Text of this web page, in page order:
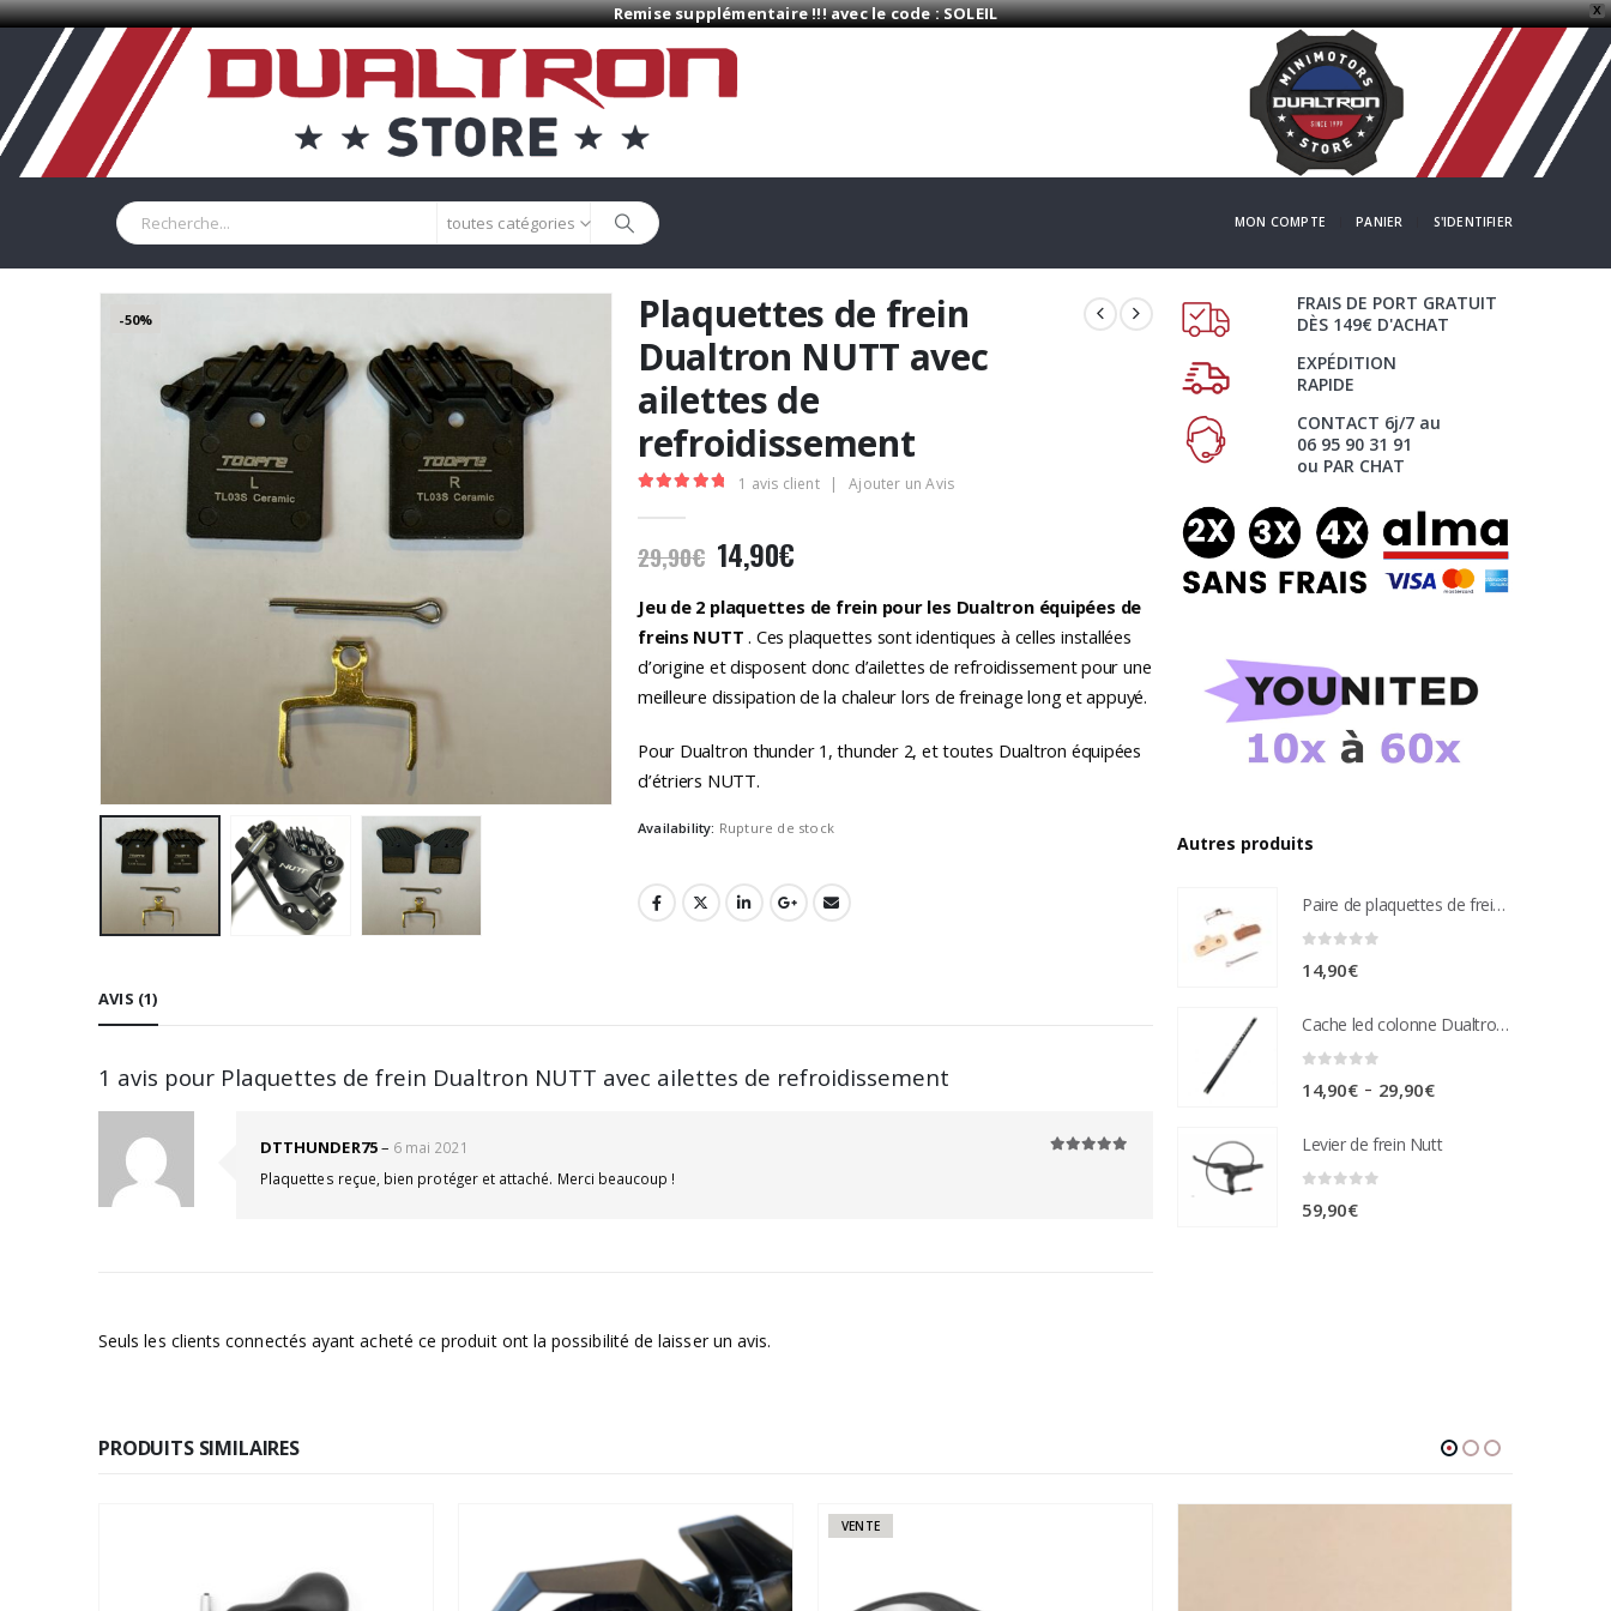
X
Remise supplémentaire !!! avec le code : SOLEIL
toutes catégories MON COMPTE PANIER S'IDENTIFIER
-50%
Plaquettes de frein
Dualtron NUTT avec
ailettes de
refroidissement
1 avis client | Ajouter un Avis
29,90€ Le
prix
initial
était :
29,90€.
14,90€Le
actuel
est :
14,90€.
Jeu de 2 plaquettes de frein pour les Dualtron équipées de
freins NUTT . Ces plaquettes sont identiques à celles installées
d’origine et disposent donc d’ailettes de refroidissement pour une
meilleure dissipation de la chaleur lors de freinage long et appuyé.
Pour Dualtron thunder 1, thunder 2, et toutes Dualtron équipées
d’étriers NUTT.
Availability: Rupture de stock
AVIS (1)
1 avis pour Plaquettes de frein Dualtron NUTT avec ailettes de refroidissement
DTTHUNDER75– 6 mai 2021
Plaquettes reçue, bien protéger et attaché. Merci beaucoup !
Seuls les clients connectés ayant acheté ce produit ont la possibilité de laisser un avis.
FRAIS DE PORT GRATUIT
DÈS 149€ D'ACHAT
EXPÉDITION
RAPIDE
CONTACT 6j/7 au
06 95 90 31 91
ou PAR CHAT
Autres produits
Paire de plaquettes de frein métal frité Compatible étrier de freins nutt 4 pistons
14,90€
Cache led colonne Dualtron Victor
14,90€ – 29,90€Plage
prix :
Levier de frein Nutt
59,90€
PRODUITS SIMILAIRES
VENTE